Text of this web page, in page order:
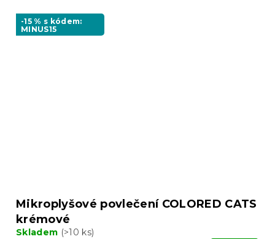
-15 % s kódem:
MINUS15
Mikroplyšové povlečení COLORED CATS
krémové
Skladem (>10 ks)